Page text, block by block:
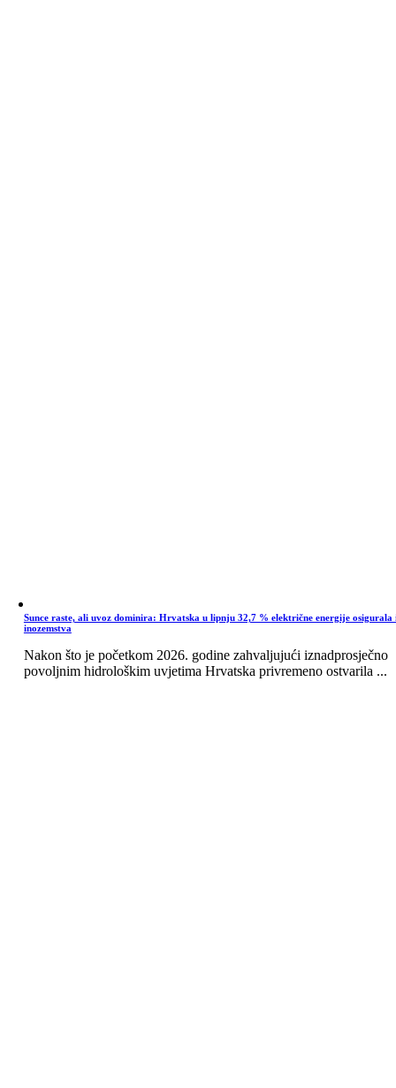
Sunce raste, ali uvoz dominira: Hrvatska u lipnju 32,7 % električne energije osigurala
inozemstva
Nakon što je početkom 2026. godine zahvaljujući iznadprosječno
povoljnim hidrološkim uvjetima Hrvatska privremeno ostvarila ...